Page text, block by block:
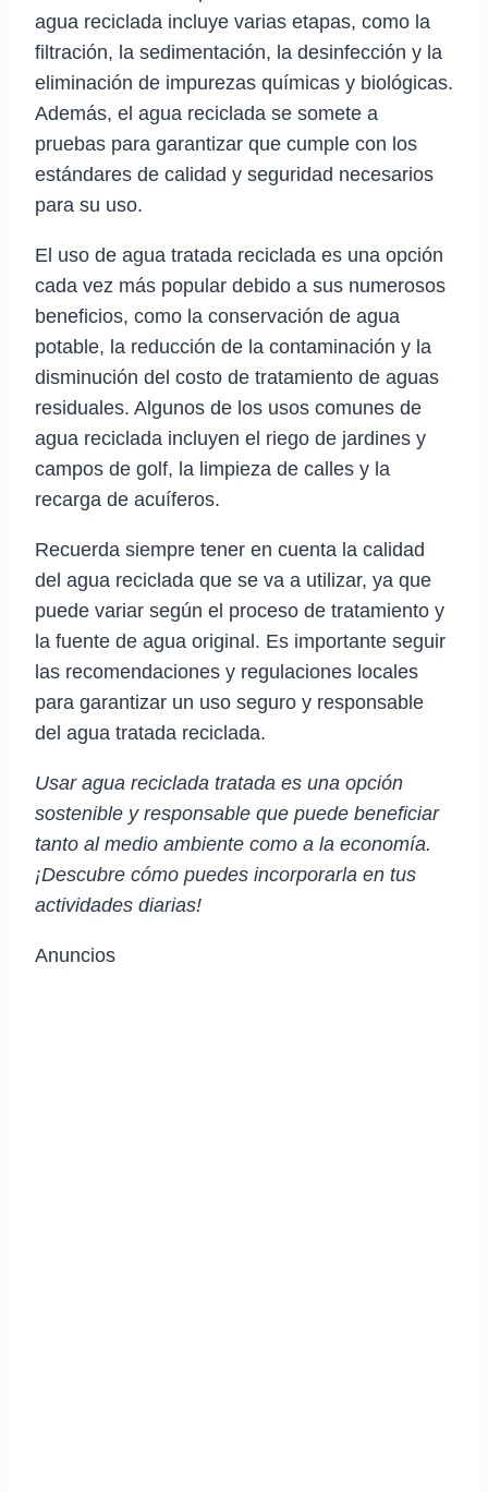
agua reciclada incluye varias etapas, como la
filtración, la sedimentación, la desinfección y la
eliminación de impurezas químicas y biológicas.
Además, el agua reciclada se somete a
pruebas para garantizar que cumple con los
estándares de calidad y seguridad necesarios
para su uso.
El uso de agua tratada reciclada es una opción
cada vez más popular debido a sus numerosos
beneficios, como la conservación de agua
potable, la reducción de la contaminación y la
disminución del costo de tratamiento de aguas
residuales. Algunos de los usos comunes de
agua reciclada incluyen el riego de jardines y
campos de golf, la limpieza de calles y la
recarga de acuíferos.
Recuerda siempre tener en cuenta la calidad
del agua reciclada que se va a utilizar, ya que
puede variar según el proceso de tratamiento y
la fuente de agua original. Es importante seguir
las recomendaciones y regulaciones locales
para garantizar un uso seguro y responsable
del agua tratada reciclada.
Usar agua reciclada tratada es una opción
sostenible y responsable que puede beneficiar
tanto al medio ambiente como a la economía.
¡Descubre cómo puedes incorporarla en tus
actividades diarias!
Anuncios